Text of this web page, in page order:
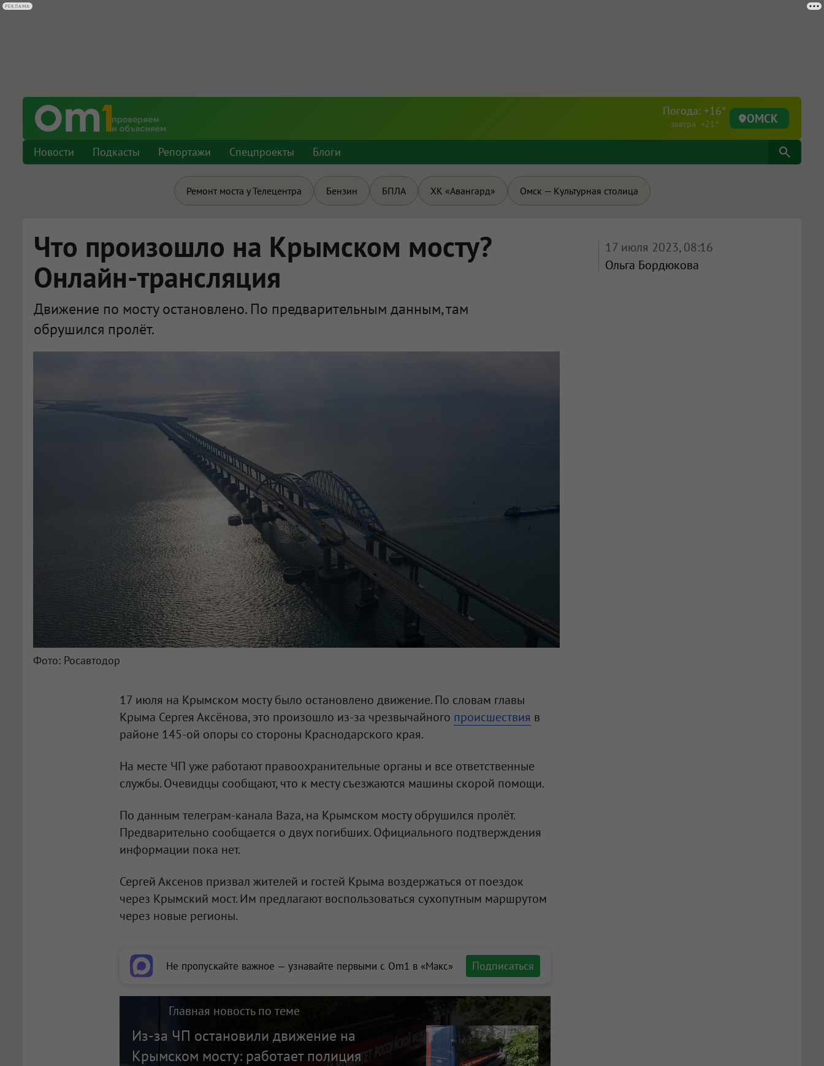
Погода: +16°
завтра +21° ОМСК
Новости Подкасты Репортажи Спецпроекты Блоги
Ремонт моста у Телецентра Бензин БПЛА ХК «Авангард» Омск — Культурная столица
Что произошло на Крымском мосту?
Онлайн-трансляция
Движение по мосту остановлено. По предварительным данным, там
обрушился пролёт.
17 июля 2023, 08:16
Ольга Бордюкова
Фото: Росавтодор
17 июля на Крымском мосту было остановлено движение. По словам главы
Крыма Сергея Аксёнова, это произошло из-за чрезвычайного происшествия в
районе 145-ой опоры со стороны Краснодарского края.
На месте ЧП уже работают правоохранительные органы и все ответственные
службы. Очевидцы сообщают, что к месту съезжаются машины скорой помощи.
По данным телеграм-канала Baza, на Крымском мосту обрушился пролёт.
Предварительно сообщается о двух погибших. Официального подтверждения
информации пока нет.
Сергей Аксенов призвал жителей и гостей Крыма воздержаться от поездок
через Крымский мост. Им предлагают воспользоваться сухопутным маршрутом
через новые регионы.
Не пропускайте важное — узнавайте первыми с Om1 в «Макс» Подписаться
Главная новость по теме
Из-за ЧП остановили движение на
Крымском мосту: работает полиция
РЕКЛАМА